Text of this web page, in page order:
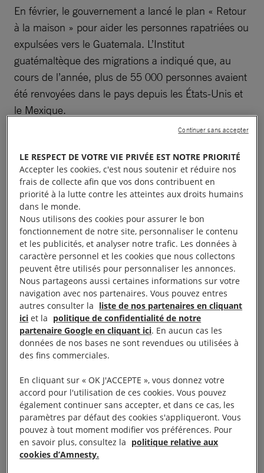
En février, le gouvernement a lancé le plan « Retour
à la maison » pour aider les personnes rapatriées ou
expulsées vers le Guatemala. L’Institut
guatémaltèque des migrations a indiqué que, au
cours de l’année, plus de 55 000 personnes avaient
été renvoyées dans le pays depuis les États-Unis et
le Mexique.
Liberté d’expression et de
réunion
En mars, un juge a ordonné le retour en prison du
journaliste Jose Rubén Zamora, bien que les
poursuites intentées contre lui aient été entachées
d’irrégularités. À la fin de l’année, ce journaliste se
trouvait toujours en détention arbitraire.
Le parquet a inculpé trois dirigeants autochtones de
« terrorisme », « association de malfaiteurs » et
participation aux manifestations pacifiques de
grande ampleur organisées en octobre 2023 en
défense de l’état de droit. À la fin de l’année, deux
d’entre eux, Héctor Chaclán et Luis Pacheco, étaient
en détention provisoire depuis plus de huit mois,
sans avoir pu bénéficier des garanties procédurales
LE RESPECT DE VOTRE VIE PRIVÉE EST NOTRE PRIORITÉ
Accepter les cookies, c'est nous soutenir et réduire nos
frais de collecte afin que vos dons contribuent en
priorité à la lutte contre les atteintes aux droits humains
dans le monde.
Nous utilisons des cookies pour assurer le bon
fonctionnement de notre site, personnaliser le contenu
et les publicités, et analyser notre trafic. Les données à
caractère personnel et les cookies que nous collectons
peuvent être utilisés pour personnaliser les annonces.
Nous partageons aussi certaines informations sur votre
navigation avec nos partenaires. Vous pouvez entres
autres consulter la liste de nos partenaires en cliquant
ici et la politique de confidentialité de notre
partenaire Google en cliquant ici. En aucun cas les
données de nos bases ne sont revendues ou utilisées à
des fins commerciales.
En cliquant sur « OK J'ACCEPTE », vous donnez votre
accord pour l'utilisation de ces cookies. Vous pouvez
également continuer sans accepter, et dans ce cas, les
paramètres par défaut des cookies s'appliqueront. Vous
pouvez à tout moment modifier vos préférences. Pour
en savoir plus, consultez la politique relative aux
cookies d’Amnesty.
Continuer sans accepter